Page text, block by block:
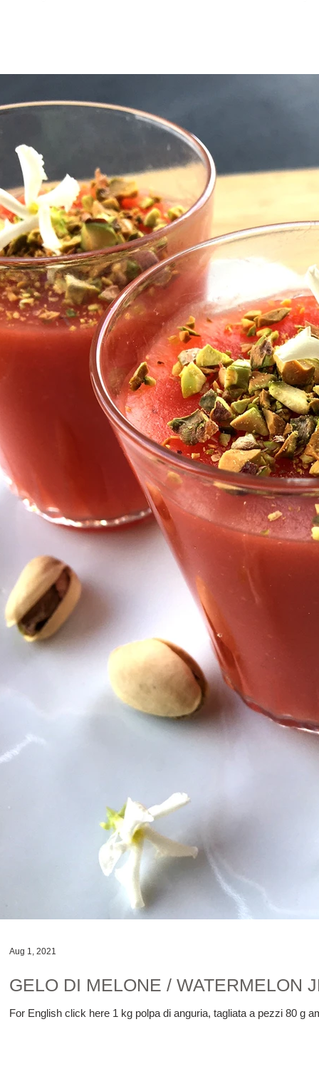
GELO DI MELONE / WATERMELON
For English click here 1 kg polpa di anguria, tagliata a pezzi 80 g
Aug 1, 2021